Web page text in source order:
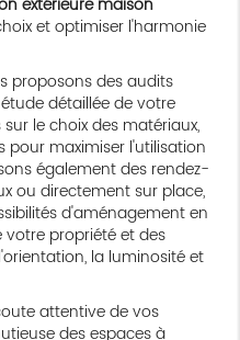
extérieure maison
et optimiser l'harmonie
proposons des audits
détaillée de votre
le choix des matériaux,
pour maximiser l'utilisation
également des rendez-
ou directement sur place,
d'aménagement en
propriété et des
la luminosité et
attentive de vos
des espaces à